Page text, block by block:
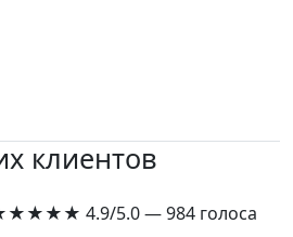
клиентов
4.9/5.0 — 984 голоса